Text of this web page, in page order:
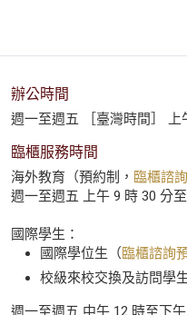
辦公時間
週一至週五 ［臺灣時間］ 上
臨櫃服務時間
海外教育（預約制， 臨櫃諮
週一至週五 上午 9 時 30 分
國際學生：
國際學位生（臨櫃諮詢
校級來校交換及訪問學
週一至週五 中午 12 時至下